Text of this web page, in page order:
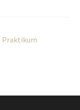
Praktikum